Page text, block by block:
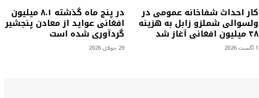
کار احداث شفاخانه عمومی در
ولسوالی شملزو زابل به هزینه
۴۸ میلیون افغانی آغاز شد
1 آگست 2026
در پنج ماه گذشته ۸.۱ میلیون
افغانی عواید از معادن پنجشیر
گردآوری شده است
29 جولای 2026